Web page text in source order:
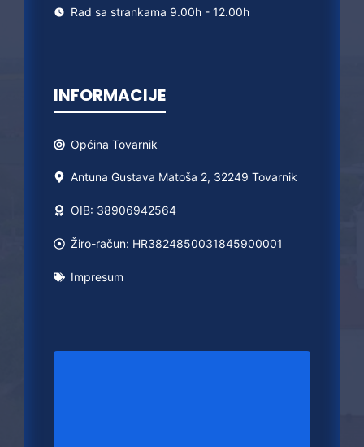
Rad sa strankama 9.00h - 12.00h
INFORMACIJE
Općina Tovarnik
Antuna Gustava Matoša 2, 32249 Tovarnik
OIB: 38906942564
Žiro-račun: HR3824850031845900001
Impresum